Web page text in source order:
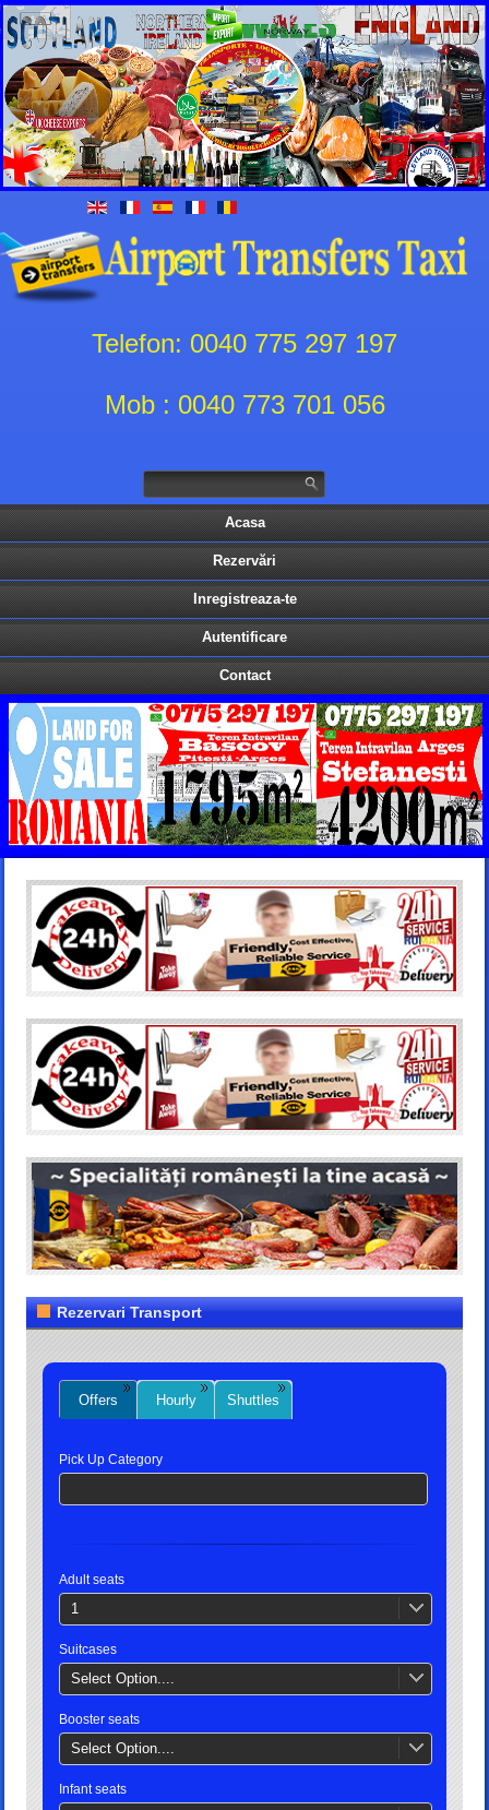
Telefon: 0040 775 297 197
Mob : 0040 773 701 056
Acasa
Rezervări
Inregistreaza-te
Autentificare
Contact
Rezervari Transport
Offers Hourly Shuttles
Pick Up Category
Adult seats
1
Suitcases
Select Option....
Booster seats
Select Option....
Infant seats